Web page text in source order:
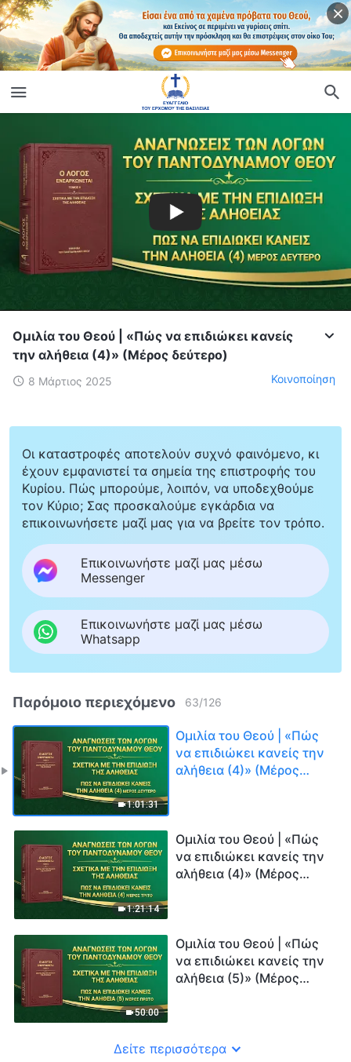
Ομιλία του Θεού | «Πώς να επιδιώκει κανείς
την αλήθεια (4)» (Μέρος δεύτερο)
8 Μάρτιος 2025 Κοινοποίηση
Οι καταστροφές αποτελούν συχνό φαινόμενο, κι
έχουν εμφανιστεί τα σημεία της επιστροφής του
Κυρίου. Πώς μπορούμε, λοιπόν, να υποδεχθούμε
τον Κύριο; Σας προσκαλούμε εγκάρδια να
επικοινωνήσετε μαζί μας για να βρείτε τον τρόπο.
Επικοινωνήστε μαζί μας μέσω
Messenger
Επικοινωνήστε μαζί μας μέσω
Whatsapp
Παρόμοιο περιεχόμενο 63/126
1:01:31
Ομιλία του Θεού | «Πώς
να επιδιώκει κανείς την
αλήθεια (4)» (Μέρος
1:21:14
Ομιλία του Θεού | «Πώς
να επιδιώκει κανείς την
αλήθεια (4)» (Μέρος
50:00
Ομιλία του Θεού | «Πώς
να επιδιώκει κανείς την
αλήθεια (5)» (Μέρος
Δείτε περισσότερα